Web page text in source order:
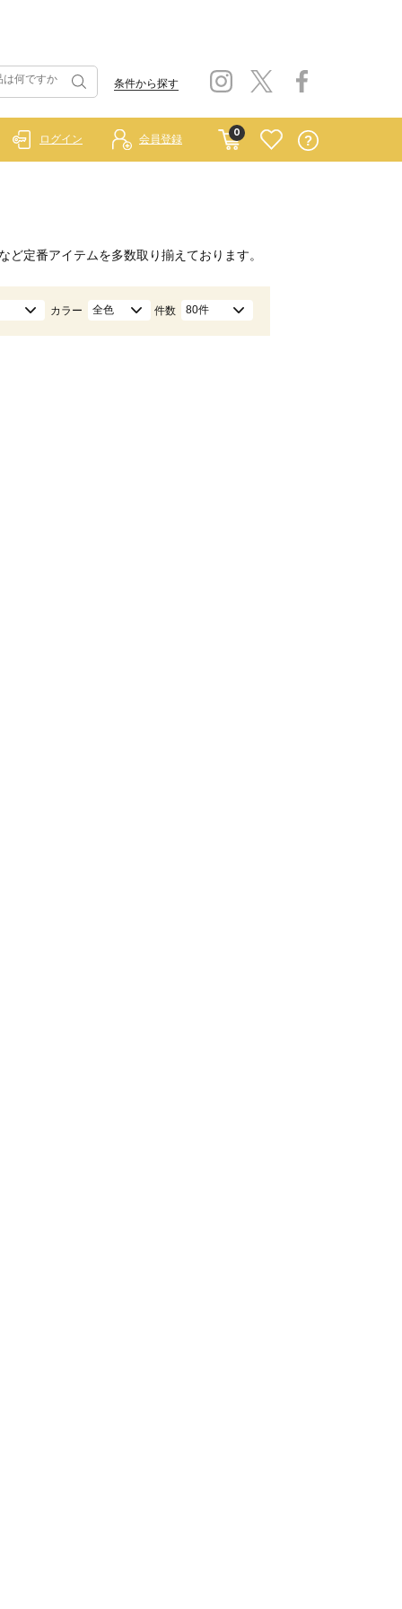
条件から探す
0
ログイン 会員登録
ど定番アイテムを多数取り揃えております。
カラー 全色 件数 80件